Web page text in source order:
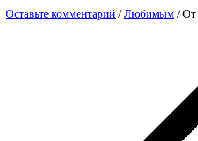
Оставьте комментарий /Любимым / От